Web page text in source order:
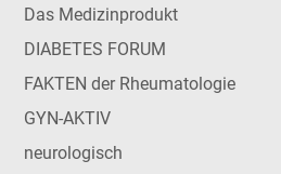
Das Medizinprodukt
DIABETES FORUM
FAKTEN der Rheumatologie
GYN-AKTIV
neurologisch